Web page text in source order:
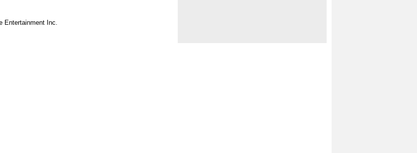
Entertainment Inc.